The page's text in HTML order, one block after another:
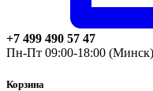
+7 499 490 57 47
Пн-Пт 09:00-18:00 (Минск)
Корзина